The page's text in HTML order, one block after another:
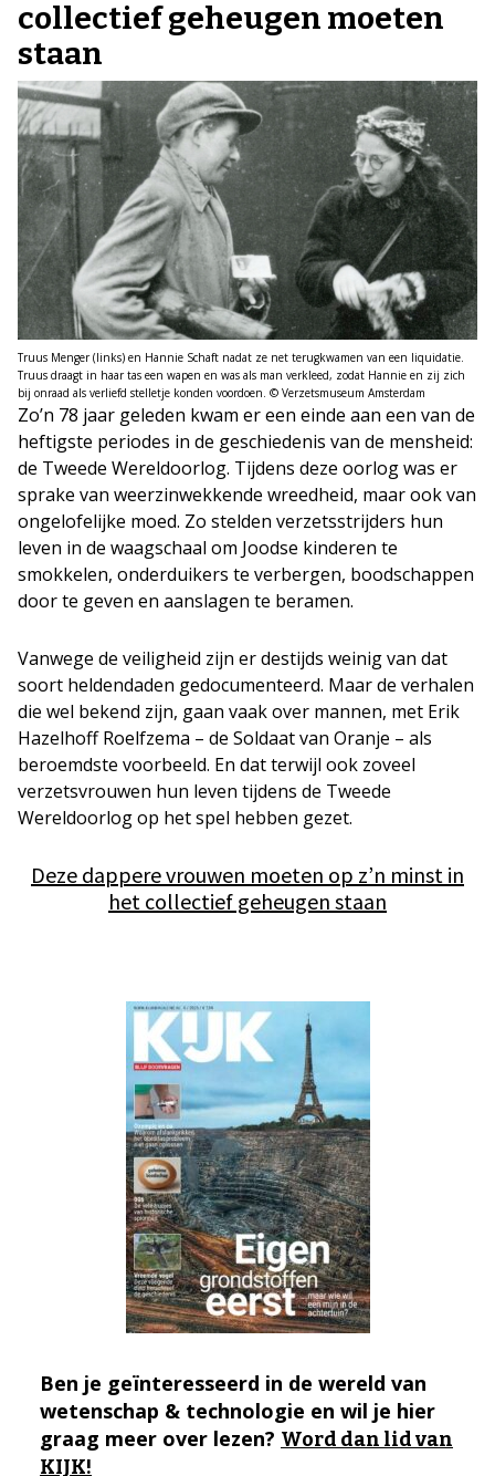
collectief geheugen moeten
staan
Truus Menger (links) en Hannie Schaft nadat ze net terugkwamen van een liquidatie.
Truus draagt in haar tas een wapen en was als man verkleed, zodat Hannie en zij zich
bij onraad als verliefd stelletje konden voordoen. © Verzetsmuseum Amsterdam
Zo’n 78 jaar geleden kwam er een einde aan een van de
heftigste periodes in de geschiedenis van de mensheid:
de Tweede Wereldoorlog. Tijdens deze oorlog was er
sprake van weerzinwekkende wreedheid, maar ook van
ongelofelijke moed. Zo stelden verzetsstrijders hun
leven in de waagschaal om Joodse kinderen te
smokkelen, onderduikers te verbergen, boodschappen
door te geven en aanslagen te beramen.
Vanwege de veiligheid zijn er destijds weinig van dat
soort heldendaden gedocumenteerd. Maar de verhalen
die wel bekend zijn, gaan vaak over mannen, met Erik
Hazelhoff Roelfzema – de Soldaat van Oranje – als
beroemdste voorbeeld. En dat terwijl ook zoveel
verzetsvrouwen hun leven tijdens de Tweede
Wereldoorlog op het spel hebben gezet.
Deze dappere vrouwen moeten op z’n minst in
het collectief geheugen staan
Ben je geïnteresseerd in de wereld van
wetenschap & technologie en wil je hier
graag meer over lezen? Word dan lid van
KIJK!